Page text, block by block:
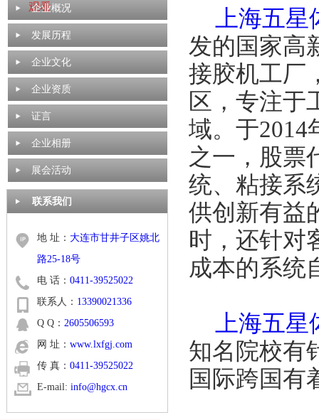
观看
企业概况
发展历程
企业文化
企业资质
证言
企业相册
展会活动
联系我们
地 址： 大连市甘井子区姚北
路25-18号
电 话： 0411-39525022
联系人： 13390021336
Q Q： 2605506593
网 址： www.lxfgj.com
传 真： 0411-39525022
E-mail: info@hgcx.cn
上海五
发的国家高
接胶机工厂
区，专注于
域。于2014
之一，股票
统、粘接系
供创新有益
时，还针对
成本的系统
上海五
知名院校有
国际跨国有